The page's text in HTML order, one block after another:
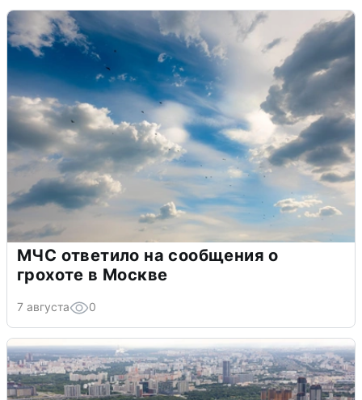
МЧС ответило на сообщения о
грохоте в Москве
7 августа 0